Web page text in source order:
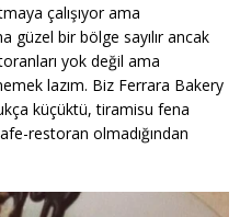
çalışıyor ama
güzel bir bölge sayılır ancak
yok değil ama
lazım. Biz Ferrara Bakery
küçüktü, tiramisu fena
restoran olmadığından